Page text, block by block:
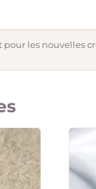
les nouvelles